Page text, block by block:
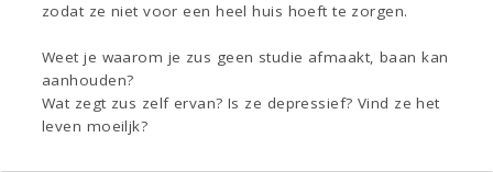
zodat ze niet voor een heel huis hoeft te zorgen.
Weet je waarom je zus geen studie afmaakt, baan kan
aanhouden?
Wat zegt zus zelf ervan? Is ze depressief? Vind ze het
leven moeiljk?